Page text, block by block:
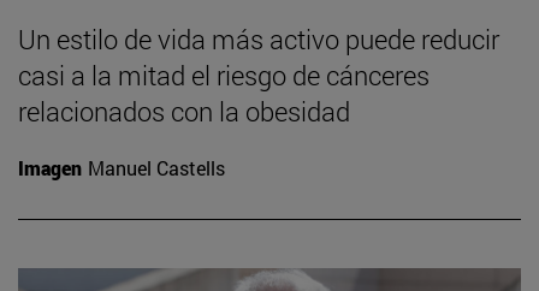
Un estilo de vida más activo puede reducir
casi a la mitad el riesgo de cánceres
relacionados con la obesidad
Imagen Manuel Castells